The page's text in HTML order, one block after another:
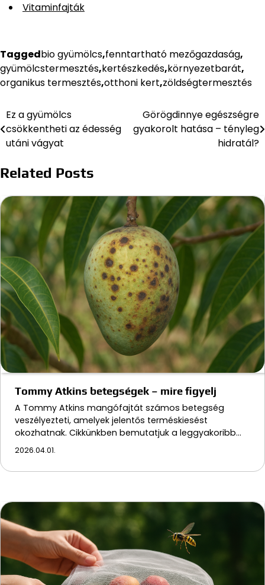
Vitaminfajták
Taggedbio gyümölcs,fenntartható mezőgazdaság,
gyümölcstermesztés,kertészkedés,környezetbarát,
organikus termesztés,otthoni kert,zöldségtermesztés
Bejegyzés
navigáció
Ez a gyümölcs
csökkentheti az édesség
utáni vágyat
Görögdinnye egészségre
gyakorolt hatása – tényleg
hidratál?
Related Posts
Tommy Atkins betegségek – mire figyelj
A Tommy Atkins mangófajtát számos betegség
veszélyezteti, amelyek jelentős terméskiesést
okozhatnak. Cikkünkben bemutatjuk a leggyakoribb…
2026.04.01.